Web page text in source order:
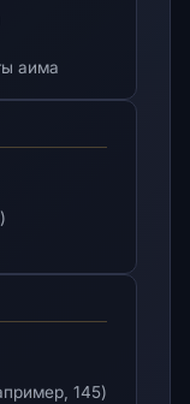
аима
145)